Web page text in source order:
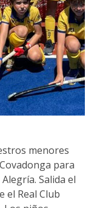
menores
para
Salida el
el Real Club